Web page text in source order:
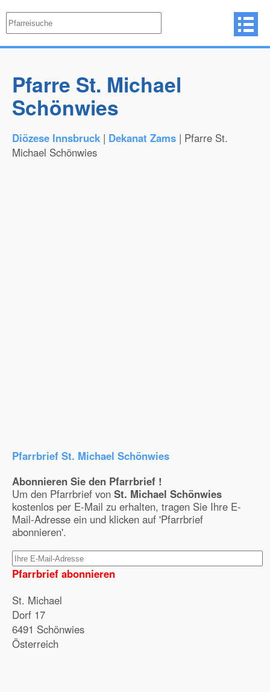
Pfarre St. Michael
Schönwies
Diözese Innsbruck | Dekanat Zams | Pfarre St.
Michael Schönwies
Pfarrbrief St. Michael Schönwies
Abonnieren Sie den Pfarrbrief !
Um den Pfarrbrief von St. Michael Schönwies
kostenlos per E-Mail zu erhalten, tragen Sie Ihre E-
Mail-Adresse ein und klicken auf 'Pfarrbrief
abonnieren'.
Pfarrbrief abonnieren
St. Michael
Dorf 17
6491 Schönwies
Österreich